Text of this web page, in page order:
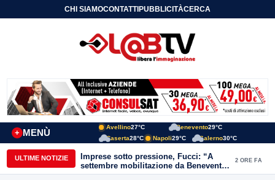
CHI SIAMOCONTATTIPUBBLICITÀCERCA
MENÙ
+
Avellino27°C Benevento29°C
Caserta28°C Napoli29°C Salerno30°C
ULTIME NOTIZIE
Imprese sotto pressione, Fucci: “A
settembre mobilitazione da Benevento
e Avellino”
2 ORE FA